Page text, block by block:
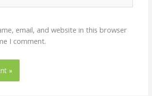
email, and website in this browser
I comment.